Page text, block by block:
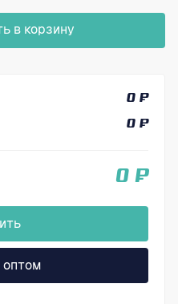
в корзину
0 ₽
0 ₽
0 ₽
оптом